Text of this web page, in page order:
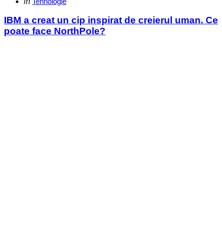
IBM a creat un cip inspirat de creierul uman. Ce
poate face NorthPole?